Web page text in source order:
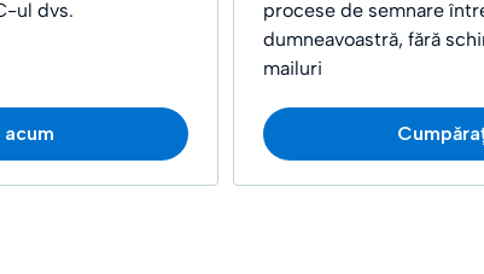
ul dvs.
procese de semnare
dumneavoastră, fără
mailuri